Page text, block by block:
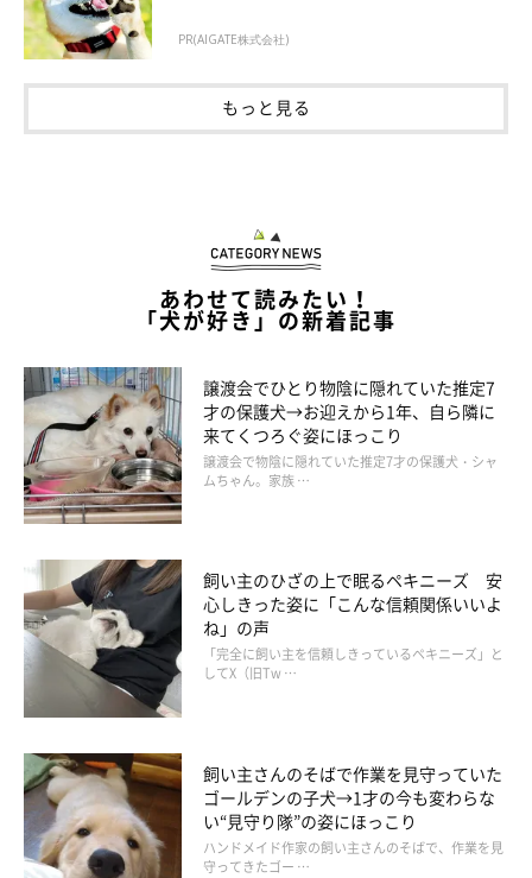
やすいチワワ、短毛で体が冷えやすいミニチュア・ピンシャーな
ども、泳ぐのにあまり向かないようです。
PR(AIGATE株式会社)
もっと見る
あわせて読みたい！
「犬が好き」の新着記事
譲渡会でひとり物陰に隠れていた推定7
才の保護犬→お迎えから1年、自ら隣に
来てくつろぐ姿にほっこり
譲渡会で物陰に隠れていた推定7才の保護犬・シャ
ムちゃん。家族 …
飼い主のひざの上で眠るペキニーズ 安
心しきった姿に「こんな信頼関係いいよ
ね」の声
「完全に飼い主を信頼しきっているペキニーズ」と
してX（旧Tw …
飼い主さんのそばで作業を見守っていた
ゴールデンの子犬→1才の今も変わらな
い“見守り隊”の姿にほっこり
ハンドメイド作家の飼い主さんのそばで、作業を見
守ってきたゴー …